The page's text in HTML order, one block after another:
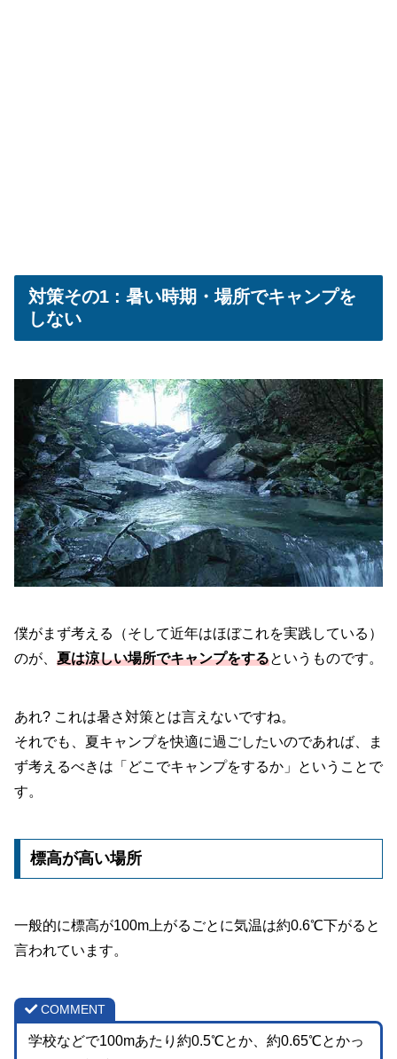
対策その1 : 暑い時期・場所でキャンプを
しない
僕がまず考える（そして近年はほぼこれを実践している）
のが、 夏は涼しい場所でキャンプをするというものです。
あれ? これは暑さ対策とは言えないですね。
それでも、夏キャンプを快適に過ごしたいのであれば、ま
ず考えるべきは「どこでキャンプをするか」ということで
す。
標高が高い場所
一般的に標高が100m上がるごとに気温は約0.6℃下がると
言われています。
COMMENT
学校などで100mあたり約0.5℃とか、約0.65℃とかっ